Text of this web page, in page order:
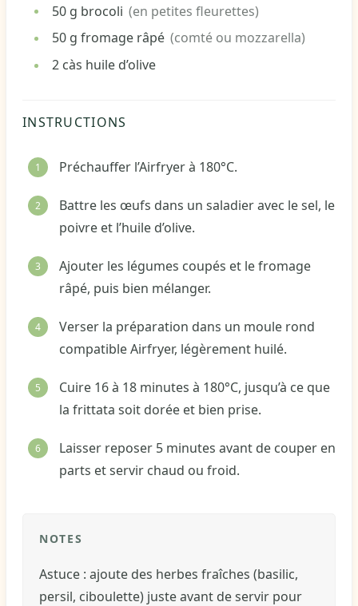
50 g brocoli (en petites fleurettes)
50 g fromage râpé (comté ou mozzarella)
2 càs huile d’olive
INSTRUCTIONS
Préchauffer l’Airfryer à 180°C.
Battre les œufs dans un saladier avec le sel, le
poivre et l’huile d’olive.
Ajouter les légumes coupés et le fromage
râpé, puis bien mélanger.
Verser la préparation dans un moule rond
compatible Airfryer, légèrement huilé.
Cuire 16 à 18 minutes à 180°C, jusqu’à ce que
la frittata soit dorée et bien prise.
Laisser reposer 5 minutes avant de couper en
parts et servir chaud ou froid.
NOTES
Astuce : ajoute des herbes fraîches (basilic,
persil, ciboulette) juste avant de servir pour